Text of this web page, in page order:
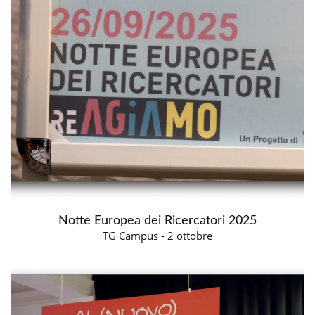
Notte Europea dei Ricercatori 2025
TG Campus - 2 ottobre